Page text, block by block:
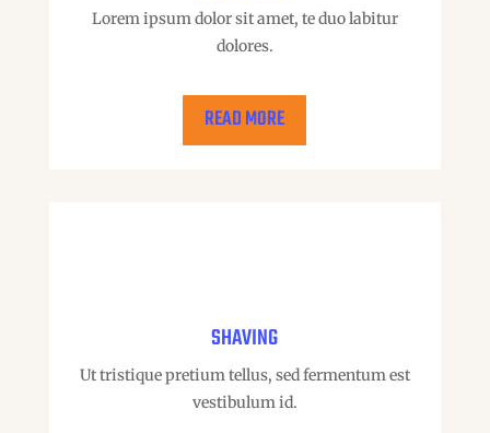
Lorem ipsum dolor sit amet, te duo labitur
dolores.
READ MORE
SHAVING
Ut tristique pretium tellus, sed fermentum est
vestibulum id.